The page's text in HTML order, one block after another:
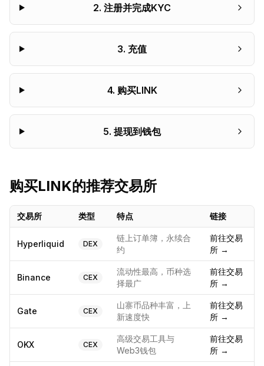
2.注册并完成KYC
3. 充值
4. 购买LINK
5.提现到钱包
购买LINK的推荐交易所
交易所 类型 特点 链接
Hyperliquid DEX
链上订单簿，永续合
约
前往交易
所 →
Binance CEX
流动性最高，币种选
择最广
前往交易
所 →
Gate CEX
山寨币品种丰富，上
新速度快
前往交易
所 →
OKX CEX
高级交易工具与
Web3钱包
前往交易
所 →